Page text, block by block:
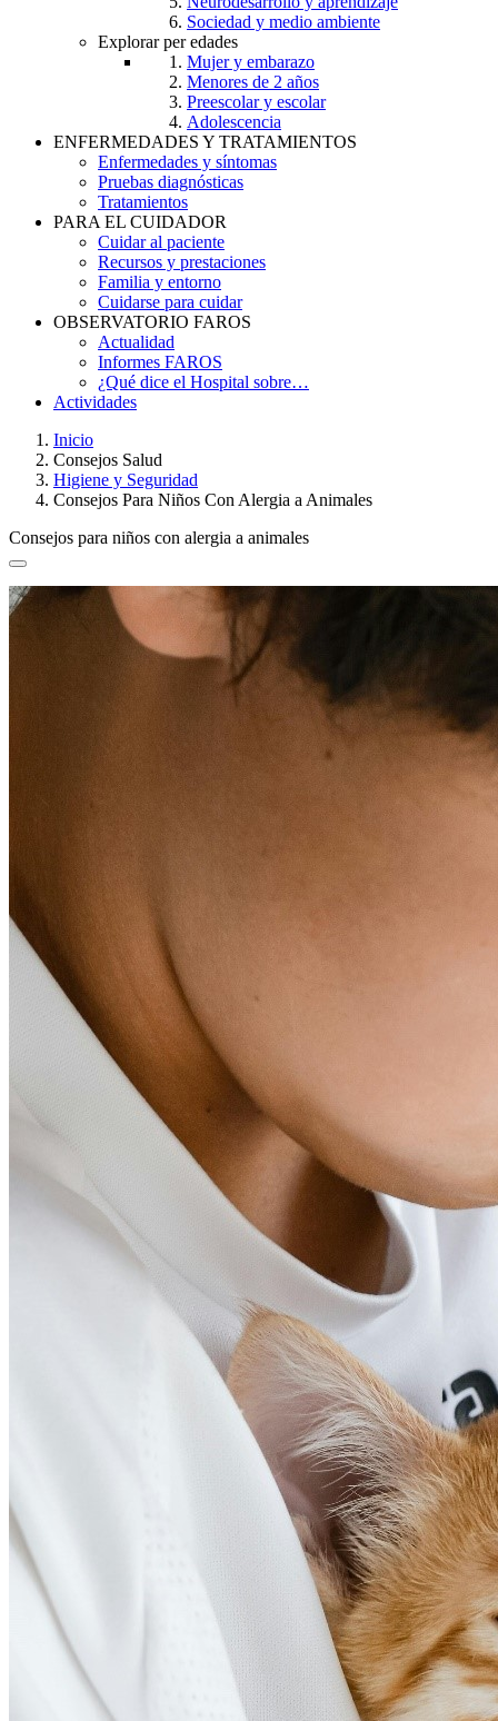
Sociedad y medio ambiente
Explorar per edades
Mujer y embarazo
Menores de 2 años
Preescolar y escolar
Adolescencia
ENFERMEDADES Y TRATAMIENTOS
Enfermedades y síntomas
Pruebas diagnósticas
Tratamientos
PARA EL CUIDADOR
Cuidar al paciente
Recursos y prestaciones
Familia y entorno
Cuidarse para cuidar
OBSERVATORIO FAROS
Actualidad
Informes FAROS
¿Qué dice el Hospital sobre…
Actividades
Breadcrumb
Inicio
Consejos Salud
Higiene y Seguridad
Consejos Para Niños Con Alergia a Animales
Consejos para niños con alergia a animales